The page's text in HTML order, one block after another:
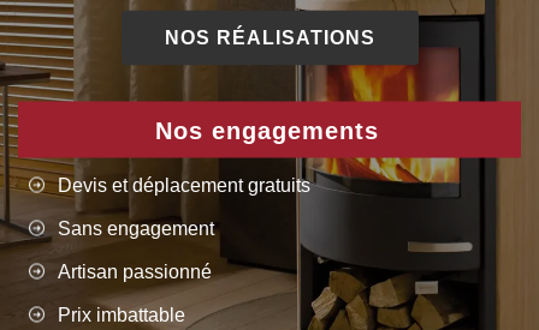
NOS RÉALISATIONS
Nos engagements
Devis et déplacement gratuits
Sans engagement
Artisan passionné
Prix imbattable